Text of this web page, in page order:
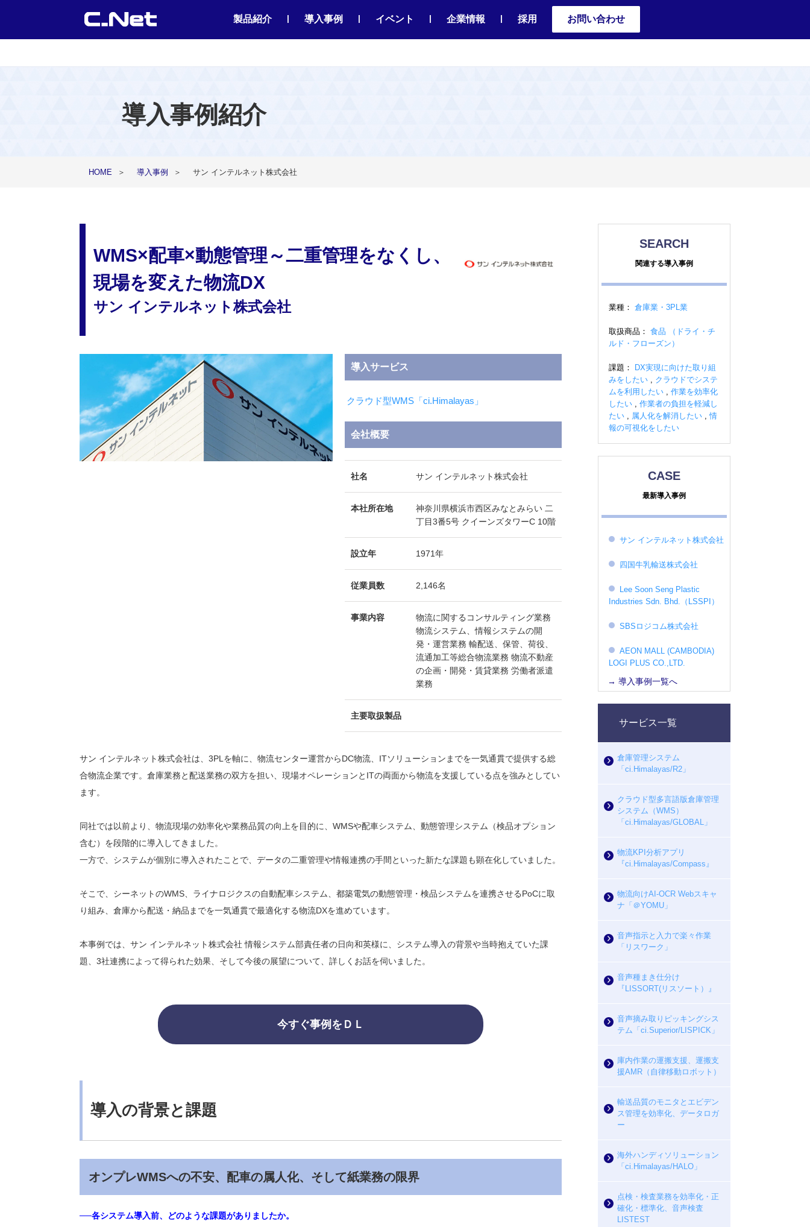
製品紹介 | 導入事例 | イベント | 企業情報 | 採用 お問い合わせ
導入事例紹介
HOME ＞ 導入事例 ＞ サン インテルネット株式会社
WMS×配車×動態管理～二重管理をなくし、
現場を変えた物流DX
サン インテルネット株式会社
導入サービス
クラウド型WMS「ci.Himalayas」
会社概要
社名 サン インテルネット株式会社
本社所在地
神奈川県横浜市西区みなとみらい 二
丁目3番5号 クイーンズタワーC 10階
設立年 1971年
従業員数 2,146名
事業内容
物流に関するコンサルティング業務
物流システム、情報システムの開
発・運営業務 輸配送、保管、荷役、
流通加工等総合物流業務 物流不動産
の企画・開発・賃貸業務 労働者派遣
業務
主要取扱製品
サン インテルネット株式会社は、3PLを軸に、物流センター運営からDC物流、ITソリューションまでを一気通貫で提供する総
合物流企業です。倉庫業務と配送業務の双方を担い、現場オペレーションとITの両面から物流を支援している点を強みとしてい
ます。
同社では以前より、物流現場の効率化や業務品質の向上を目的に、WMSや配車システム、動態管理システム（検品オプション
含む）を段階的に導入してきました。
一方で、システムが個別に導入されたことで、データの二重管理や情報連携の手間といった新たな課題も顕在化していました。
そこで、シーネットのWMS、ライナロジクスの自動配車システム、都築電気の動態管理・検品システムを連携させるPoCに取
り組み、倉庫から配送・納品までを一気通貫で最適化する物流DXを進めています。
本事例では、サン インテルネット株式会社 情報システム部責任者の日向和英様に、システム導入の背景や当時抱えていた課
題、3社連携によって得られた効果、そして今後の展望について、詳しくお話を伺いました。
今すぐ事例をＤＬ
導入の背景と課題
オンプレWMSへの不安、配車の属人化、そして紙業務の限界
──各システム導入前、どのような課題がありましたか。
SEARCH
関連する導入事例
業種： 倉庫業・3PL業
取扱商品： 食品 （ドライ・チ
ルド・フローズン）
課題：
DX実現に向けた取り組
みをしたい , クラウドでシステ
ムを利用したい , 作業を効率化
したい , 作業者の負担を軽減し
たい , 属人化を解消したい ,情
報の可視化をしたい
CASE
最新導入事例
サン インテルネット株式会社
四国牛乳輸送株式会社
Lee Soon Seng Plastic
Industries Sdn. Bhd.（LSSPI）
SBSロジコム株式会社
AEON MALL (CAMBODIA)
LOGI PLUS CO.,LTD.
→ 導入事例一覧へ
サービス一覧
倉庫管理システム
「ci.Himalayas/R2」
クラウド型多言語版倉庫管理
システム（WMS）
「ci.Himalayas/GLOBAL」
物流KPI分析アプリ
『ci.Himalayas/Compass』
物流向けAI-OCR Webスキャ
ナ「＠YOMU」
音声指示と入力で楽々作業
「リスワーク」
音声種まき仕分け
『LISSORT(リスソート）』
音声摘み取りピッキングシス
テム「ci.Superior/LISPICK」
庫内作業の運搬支援、運搬支
援AMR（自律移動ロボット）
輸送品質のモニタとエビデン
ス管理を効率化、データロガ
ー
海外ハンディソリューション
「ci.Himalayas/HALO」
点検・検査業務を効率化・正
確化・標準化、音声検査
LISTEST